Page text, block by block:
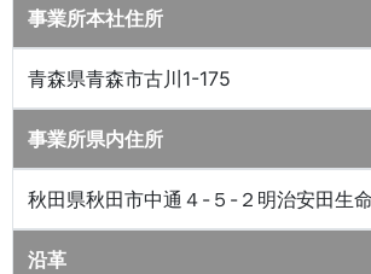
事業所本社住所
青森県青森市古川1-175
事業所県内住所
秋田県秋田市中通４-５-２明治安田生
沿革